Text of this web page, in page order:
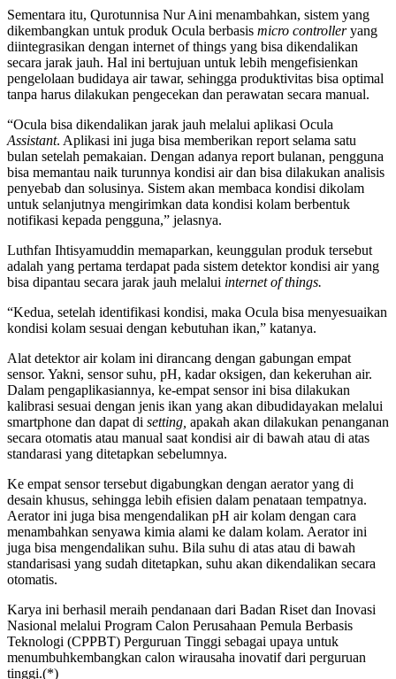
Sementara itu, Qurotunnisa Nur Aini menambahkan, sistem yang
dikembangkan untuk produk Ocula berbasis micro controlleryang
diintegrasikan dengan internet of things yang bisa dikendalikan
secara jarak jauh. Hal ini bertujuan untuk lebih mengefisienkan
pengelolaan budidaya air tawar, sehingga produktivitas bisa optimal
tanpa harus dilakukan pengecekan dan perawatan secara manual.
“Ocula bisa dikendalikan jarak jauh melalui aplikasi Ocula
Assistant. Aplikasi ini juga bisa memberikan report selama satu
bulan setelah pemakaian. Dengan adanya report bulanan, pengguna
bisa memantau naik turunnya kondisi air dan bisa dilakukan analisis
penyebab dan solusinya. Sistem akan membaca kondisi dikolam
untuk selanjutnya mengirimkan data kondisi kolam berbentuk
notifikasi kepada pengguna,” jelasnya.
Luthfan Ihtisyamuddin memaparkan, keunggulan produk tersebut
adalah yang pertama terdapat pada sistem detektor kondisi air yang
bisa dipantau secara jarak jauh melalui internet ofthings.
“Kedua, setelah identifikasi kondisi, maka Ocula bisa menyesuaikan
kondisi kolam sesuai dengan kebutuhan ikan,” katanya.
Alat detektor air kolam ini dirancang dengan gabungan empat
sensor. Yakni, sensor suhu, pH, kadar oksigen, dan kekeruhan air.
Dalam pengaplikasiannya, ke-empat sensor ini bisa dilakukan
kalibrasi sesuai dengan jenis ikan yang akan dibudidayakan melalui
smartphone dan dapat di setting apakah akan dilakukan penanganan
secara otomatis atau manual saat kondisi air di bawah atau di atas
standarasi yang ditetapkan sebelumnya.
Ke empat sensor tersebut digabungkan dengan aerator yang di
desain khusus, sehingga lebih efisien dalam penataan tempatnya.
Aerator ini juga bisa mengendalikan pH air kolam dengan cara
menambahkan senyawa kimia alami ke dalam kolam. Aerator ini
juga bisa mengendalikan suhu. Bila suhu di atas atau di bawah
standarisasi yang sudah ditetapkan, suhu akan dikendalikan secara
otomatis.
Karya ini berhasil meraih pendanaan dari Badan Riset dan Inovasi
Nasional melalui Program Calon Perusahaan Pemula Berbasis
Teknologi (CPPBT) Perguruan Tinggi sebagai upaya untuk
menumbuhkembangkan calon wirausaha inovatif dari perguruan
tinggi.(*)